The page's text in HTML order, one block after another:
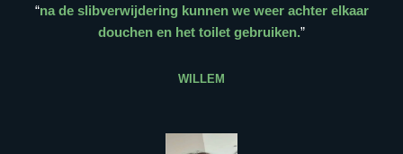
“na de slibverwijdering kunnen we weer achter elkaar
douchen en het toilet gebruiken.”
WILLEM